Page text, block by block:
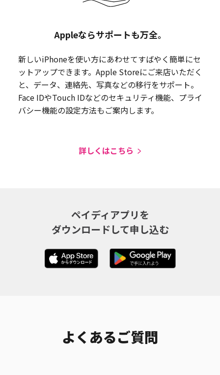
Appleならサポートも万全。
新しいiPhoneを使い方にあわせてすばやく簡単にセ
ットアップできます。Apple Storeにご来店いただく
と、データ、連絡先、写真などの移行をサポート。
Face IDやTouch IDなどのセキュリティ機能、プライ
バシー機能の設定方法もご案内します。
詳しくはこちら
ペイディアプリを
ダウンロードして申し込む
よくあるご質問